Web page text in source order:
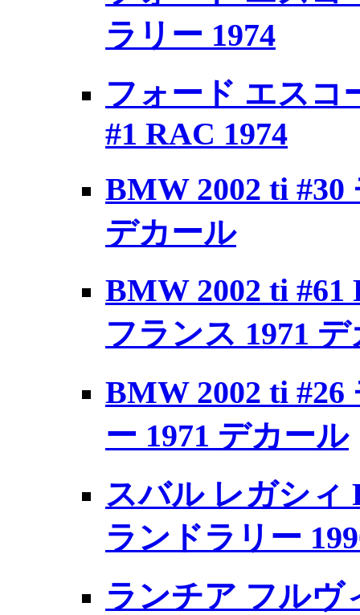
ラリー 1974
フォード エスコ
#1 RAC 1974
BMW 2002 ti #30
デカール
BMW 2002 ti #61
フランス 1971
BMW 2002 ti
ー 1971 デカール
スバル レガシィ
ランドラリー
ランチア フルヴ